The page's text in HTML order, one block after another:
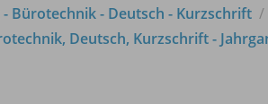
Bürotechnik - Deutsch - Kurzschrift
Deutsch, Kurzschrift -